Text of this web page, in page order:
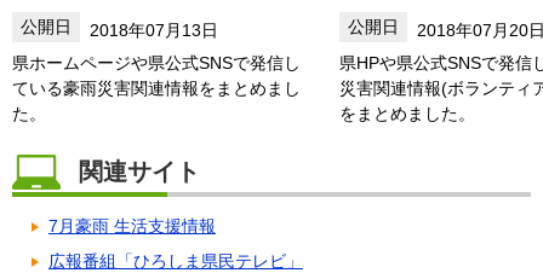
2018年07月13日
県ホームページや県公式SNSで発信し
ている豪雨災害関連情報をまとめまし
た。
2018年07月20
県HPや県公式SNSで発信
災害関連情報(ボランティ
をまとめました。
関連サイト
7月豪雨 生活支援情報
広報番組「ひろしま県民テレビ」